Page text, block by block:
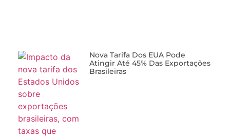
Nova Tarifa Dos EUA Pode
Atingir Até 45% Das Exportações
Brasileiras